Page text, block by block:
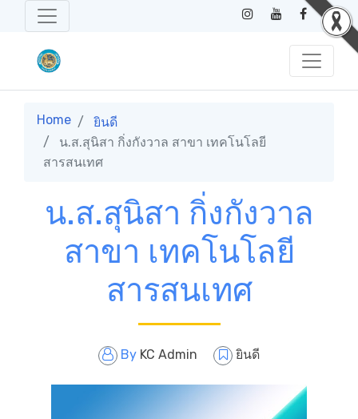
Home
ยินดี
น.ส.สุนิสา กิ่งกังวาล สาขา เทคโนโลยี
สารสนเทศ
น.ส.สุนิสา กิ่งกังวาล
สาขา เทคโนโลยี
สารสนเทศ
By KC Admin ยินดี